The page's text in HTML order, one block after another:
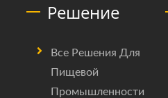
Решение
Все Решения Для
Пищевой
Промышленности